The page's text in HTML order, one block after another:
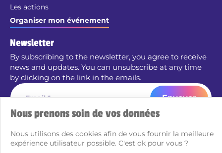
Les actions
Organiser mon événement
Newsletter
By subscribing to the newsletter, you agree to receive
news and updates. You can unsubscribe at any time
by clicking on the link in the emails.
Envoyer
Créé avec passion par Pure illusion
Mentions légales
Nous prenons soin de vos données
Nous utilisons des cookies afin de vous fournir la meilleure
expérience utilisateur possible. C'est ok pour vous ?